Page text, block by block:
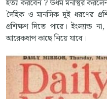
হত্যা করবেন ? উধম মনস্থির
দৈহিক ও মানসিক দুই ধরণের
প্রশিক্ষণ দিতে পারে। ইংল্যান্ড
আরেকধাপ কাছে নিয়ে যাবে।